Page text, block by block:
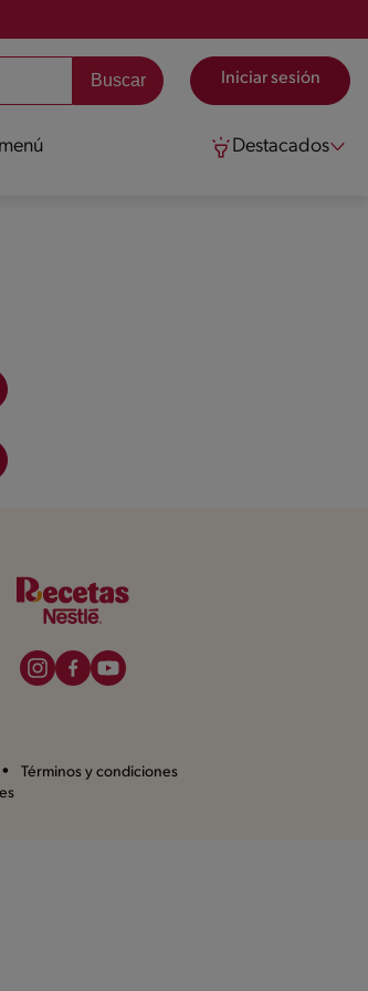
Iniciar sesión
Destacados
Términos y condiciones